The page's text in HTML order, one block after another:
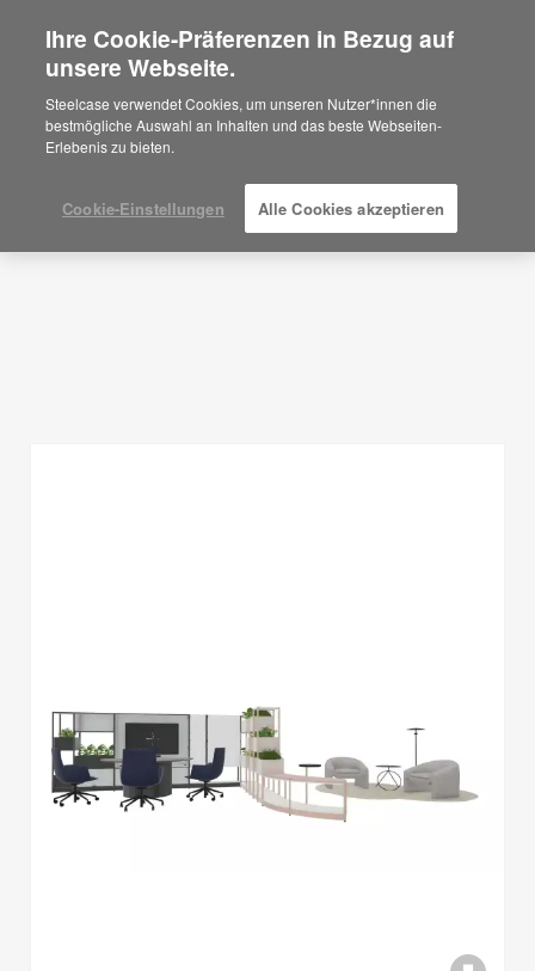
Are you in United States?
Would you like to see Products we sell in
your region?
Americas
Español
Planungsideen
Ihre Cookie-Präferenzen in Bezug auf
unsere Webseite.
Steelcase verwendet Cookies, um unseren Nutzer*innen die
bestmögliche Auswahl an Inhalten und das beste Webseiten-
Erlebenis zu bieten.
Cookie-Einstellungen Alle Cookies akzeptieren